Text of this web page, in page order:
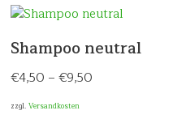
Shampoo neutral
€4,50 –€9,50
zzgl.Versandkosten